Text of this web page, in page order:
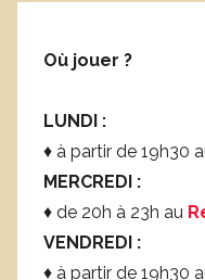
Où jouer ?
LUNDI :
♦ à partir de 19h30
MERCREDI :
♦ de 20h à 23h au
VENDREDI :
♦ à partir de 19h30